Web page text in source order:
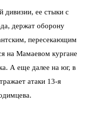
дивизии, ее стыки с
держат оборону
пересекающим
на Мамаевом кургане
А еще далее на юг, в
атаки 13-я